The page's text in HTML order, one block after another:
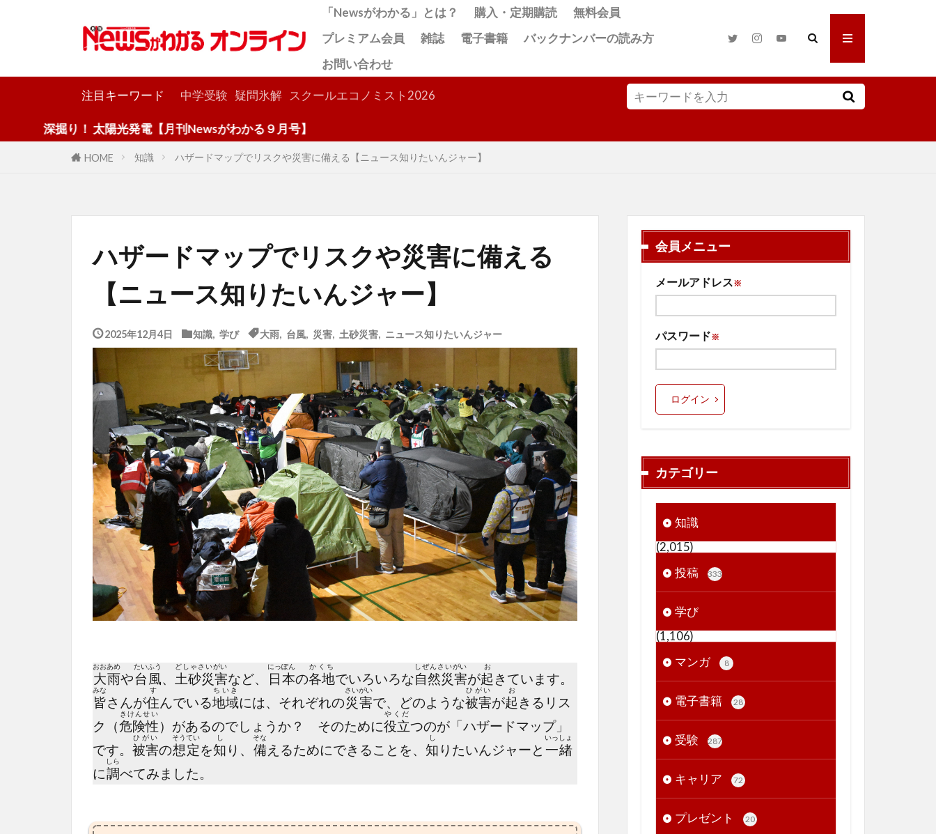
「Newsがわかる」とは？ 購入・定期購読
無料会員
プレミアム会員
雑誌 電子書籍
バックナンバーの読み方
お問い合わせ
注目キーワード 中学受験 疑問氷解 スクールエコノミスト2026
太陽光発電【月刊Newsがわかる９月号】
HOME 知識 ハザードマップでリスクや災害に備える【ニュース知りたいんジャー】
ハザードマップでリスクや災害に備える
【ニュース知りたいんジャー】
2025年12月4日 知識 学び 大雨, 台風, 災害, 土砂災害, ニュース知りたいんジャー
大雨
おおあめ
や台風
たいふう
、 土砂災害
どしゃさいがい
など、 日本
にっぽん
の各地
かくち
でいろいろな自然災害
しぜんさいがい
が起
お
きています。
皆
みな
さんが住
す
んでいる地域
ちいき
には、それぞれの災害
さいがい
で、どのような被害
ひがい
が起
お
きるリス
ク（危険性
きけんせい
）があるのでしょうか？ そのために役立
やくだ
つのが「ハザードマップ」
です。 被害
ひがい
の想定
そうてい
を知
し
り、 備
そな
えるためにできることを、 知
し
りたいんジャーと 一緒
いっしょ
に調
しら
べてみました。
会員メニュー
メールアドレス※
パスワード※
ログイン
カテゴリー
知識
(2,015)
投稿
333
学び
(1,106)
マンガ
8
電子書籍 28
受験 287
キャリア 72
プレゼント 20
検索